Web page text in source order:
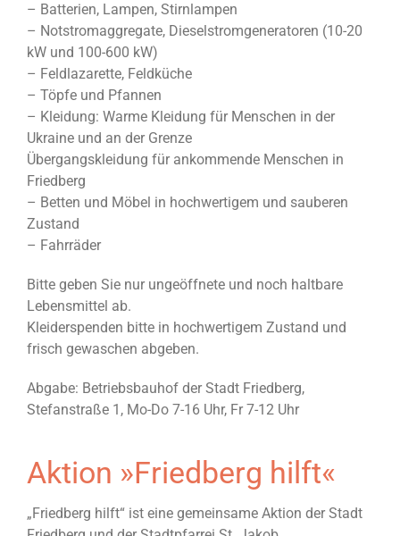
– Batterien, Lampen, Stirnlampen
– Notstromaggregate, Dieselstromgeneratoren (10-20
kW und 100-600 kW)
– Feldlazarette, Feldküche
– Töpfe und Pfannen
– Kleidung: Warme Kleidung für Menschen in der
Ukraine und an der Grenze
Übergangskleidung für ankommende Menschen in
Friedberg
– Betten und Möbel in hochwertigem und sauberen
Zustand
– Fahrräder
Bitte geben Sie nur ungeöffnete und noch haltbare
Lebensmittel ab.
Kleiderspenden bitte in hochwertigem Zustand und
frisch gewaschen abgeben.
Abgabe: Betriebsbauhof der Stadt Friedberg,
Stefanstraße 1, Mo-Do 7-16 Uhr, Fr 7-12 Uhr
Aktion »Friedberg hilft«
„Friedberg hilft“ ist eine gemeinsame Aktion der Stadt